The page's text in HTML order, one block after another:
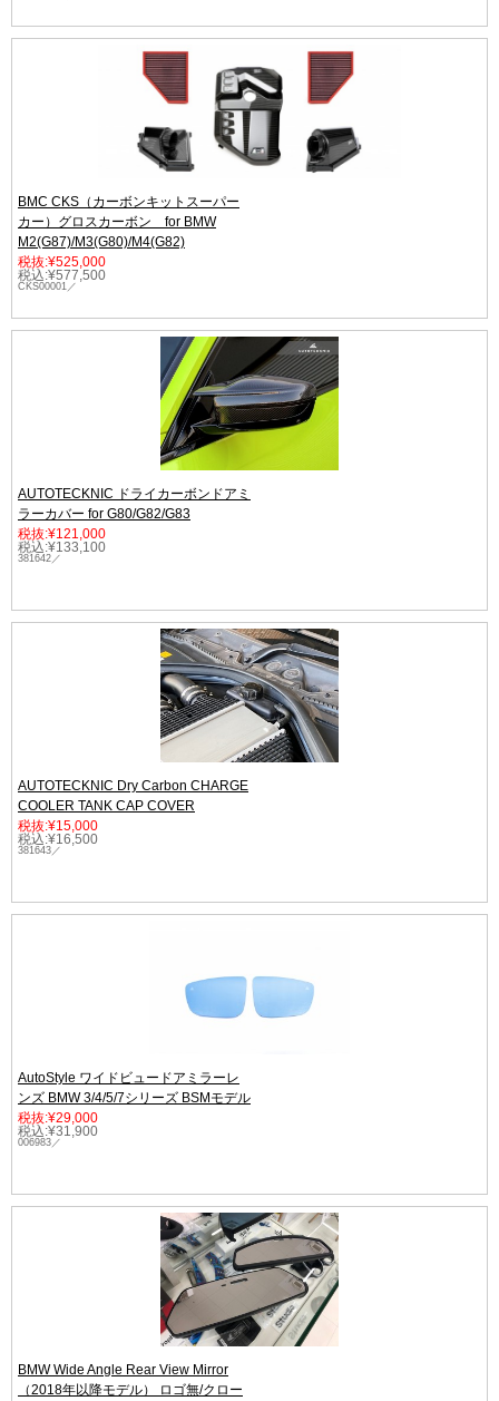
BMC CKS（カーボンキットスーパー
カー）グロスカーボン for BMW
M2(G87)/M3(G80)/M4(G82)
税抜:¥525,000
税込:¥577,500
CKS00001／
AUTOTECKNIC ドライカーボンドアミ
ラーカバー for G80/G82/G83
税抜:¥121,000
税込:¥133,100
381642／
AUTOTECKNIC Dry Carbon CHARGE
COOLER TANK CAP COVER
税抜:¥15,000
税込:¥16,500
381643／
AutoStyle ワイドビュードアミラーレ
ンズ BMW 3/4/5/7シリーズ BSMモデル
税抜:¥29,000
税込:¥31,900
006983／
BMW Wide Angle Rear View Mirror
（2018年以降モデル） ロゴ無/クロー